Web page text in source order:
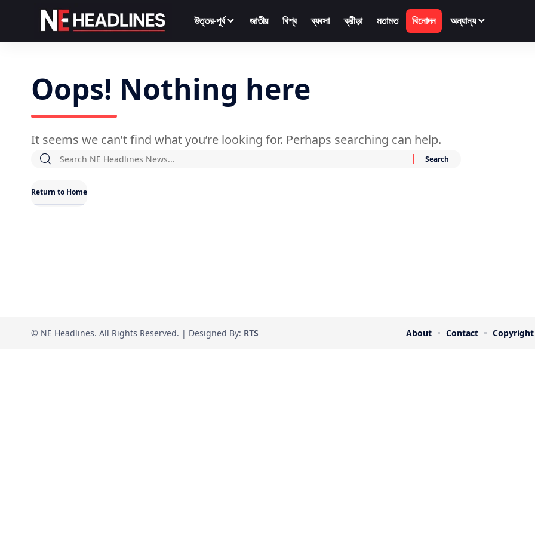
উত্তর-পূর্ব জাতীয় বিশ্ব ব্যবসা ক্রীড়া মতামত বিনোদন অন্যান্য
Oops! Nothing here
It seems we can’t find what you’re looking for. Perhaps searching can help.
Return to Home
© NE Headlines. All Rights Reserved. | Designed By: RTS About Contact Copyright